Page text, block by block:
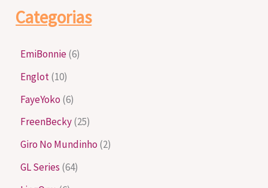
Categorias
EmiBonnie(6)
Englot(10)
FayeYoko (6)
FreenBecky(25)
Giro No Mundinho (2)
GL Series (64)